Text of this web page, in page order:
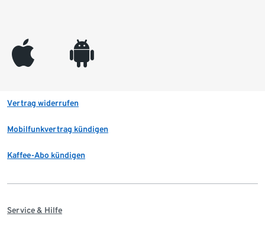
appleinc android
Vertrag widerrufen
Mobilfunkvertrag kündigen
Kaffee-Abo kündigen
Service & Hilfe